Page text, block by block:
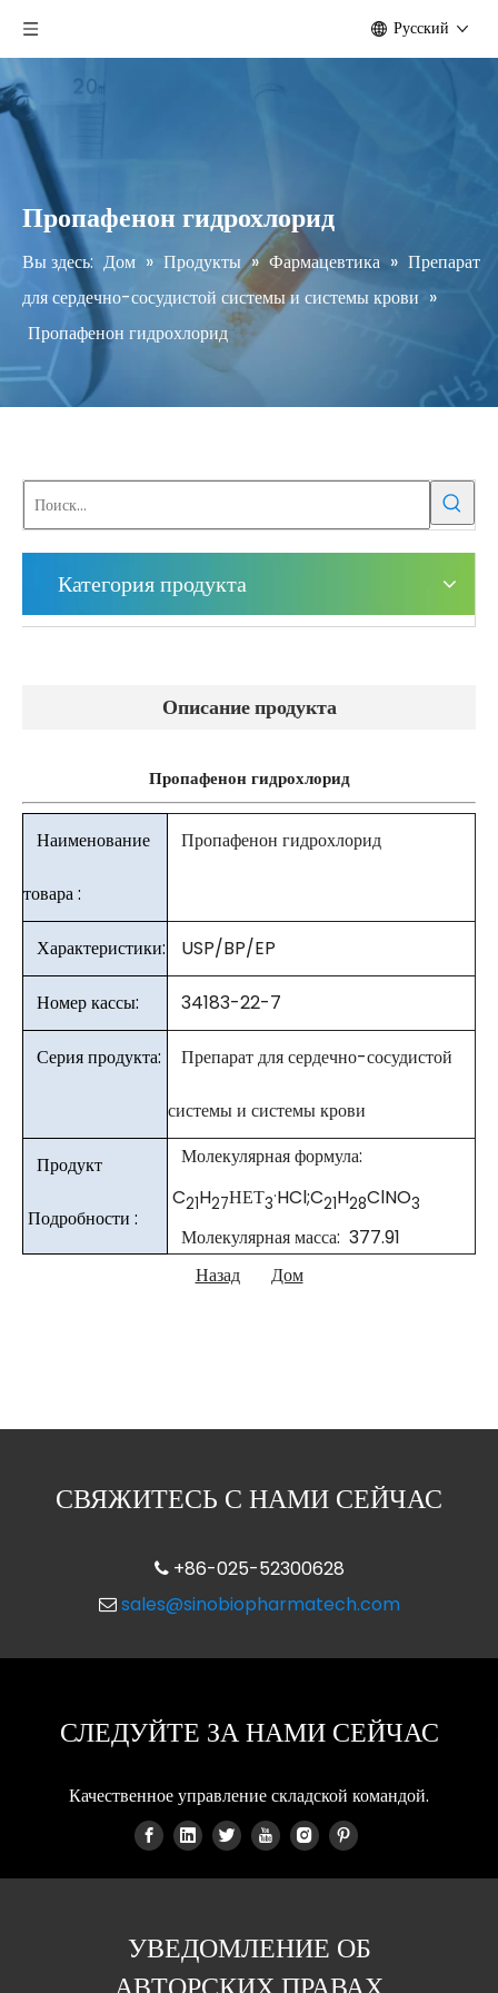
Pусский
Пропафенон гидрохлорид
Вы здесь: Дом » Продукты » Фармацевтика » Препарат
для сердечно-сосудистой системы и системы крови »
Пропафенон гидрохлорид
Категория продукта
Описание продукта
Пропафенон гидрохлорид
Наименование
товара :
Пропафенон гидрохлорид
Характеристики: USP/BP/EP
Номер кассы: 34183-22-7
Серия продукта: Препарат для сердечно-сосудистой
системы и системы крови
Продукт
Подробности :
Молекулярная формула:
C21H27НЕТ3
.HCl;C21H28ClNO3
Молекулярная масса: 377.91
Назад
Дом
СВЯЖИТЕСЬ С НАМИ СЕЙЧАС
+86-025-52300628
 sales@sinobiopharmatech.com
СЛЕДУЙТЕ ЗА НАМИ СЕЙЧАС
Качественное управление складской командой.
УВЕДОМЛЕНИЕ ОБ